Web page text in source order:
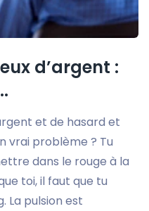
d’argent :
et de hasard et
vrai problème ? Tu
dans le rouge à la
toi, il faut que tu
La pulsion est